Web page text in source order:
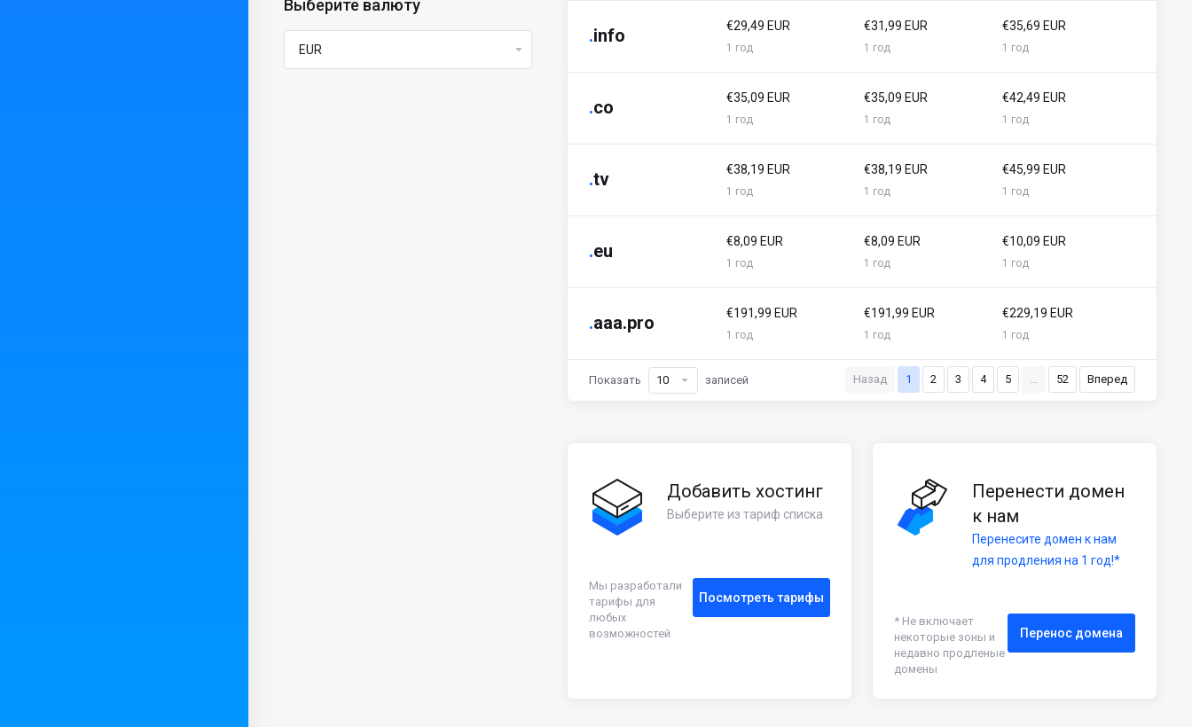
Выберите валюту
.info €29,49 EUR
1 год
€31,99 EUR
1 год
€35,69 EUR
1 год
.co €35,09 EUR
1 год
€35,09 EUR
1 год
€42,49 EUR
1 год
.tv €38,19 EUR
1 год
€38,19 EUR
1 год
€45,99 EUR
1 год
.eu €8,09 EUR
1 год
€8,09 EUR
1 год
€10,09 EUR
1 год
.aaa.pro €191,99 EUR
1 год
€191,99 EUR
1 год
€229,19 EUR
1 год
Назад 1 2 3 4 5 … 52 Вперед
Показать записей
Добавить хостинг
Выберите из тариф списка
Мы разработали
тарифы для
любых
возможностей
Посмотреть тарифы
Перенести домен
к нам
Перенесите домен к нам
для продления на 1 год!*
* Не включает
некоторые зоны и
недавно продленые
домены
Перенос домена